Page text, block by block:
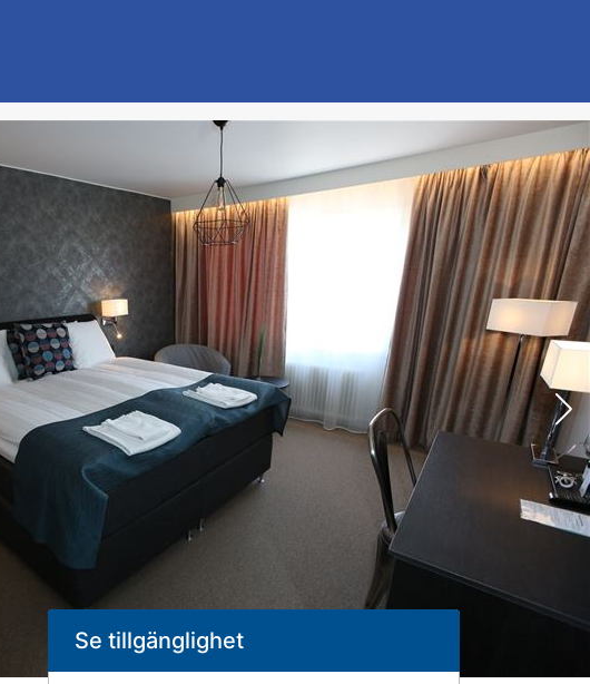
Se tillgänglighet